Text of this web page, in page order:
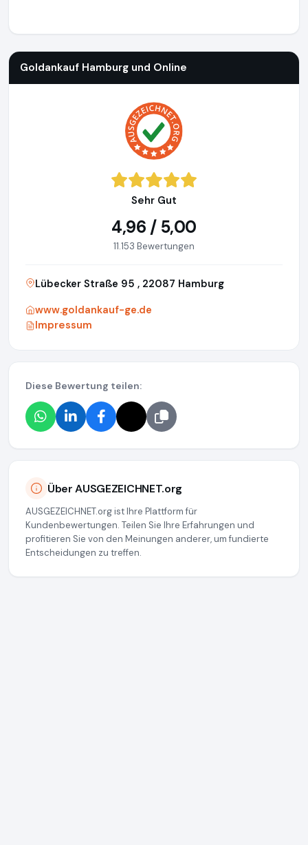
Goldankauf Hamburg und Online
Sehr Gut
4,96 / 5,00
11.153 Bewertungen
Lübecker Straße 95 , 22087 Hamburg
www.goldankauf-ge.de
Impressum
Diese Bewertung teilen:
Über AUSGEZEICHNET.org
AUSGEZEICHNET.org ist Ihre Plattform für
Kundenbewertungen. Teilen Sie Ihre Erfahrungen und
profitieren Sie von den Meinungen anderer, um fundierte
Entscheidungen zu treffen.